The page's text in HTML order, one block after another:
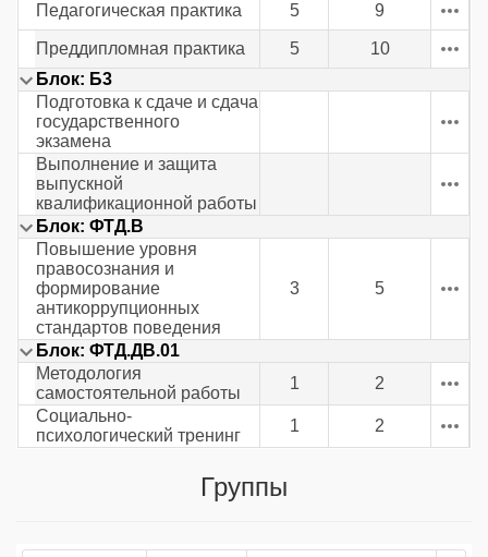
Педагогическая практика 5 9
Преддипломная практика 5
10
Блок: Б3
Подготовка к сдаче и сдача
государственного
экзамена
Выполнение и защита
выпускной
квалификационной работы
Блок: ФТД.В
Повышение уровня
правосознания и
формирование
антикоррупционных
стандартов поведения
3 5
Блок: ФТД.ДВ.01
Методология
самостоятельной работы
1
2
Социально-
психологический тренинг
1 2
Группы